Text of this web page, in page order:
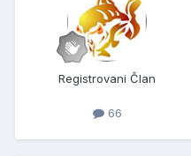
Registrovani Član
66